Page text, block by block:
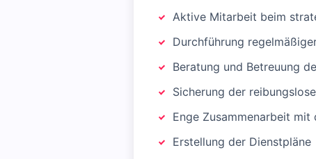
Aktive Mitarbeit beim
Durchführung
Beratung und Betreuung
Sicherung der
Enge Zusammenarbeit
Erstellung der Dienstpläne